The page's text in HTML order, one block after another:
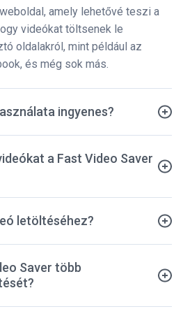
amely lehetővé teszi a
videókat töltsenek le
oldalakról, mint például az
és még sok más.
ingyenes?
a Fast Video Saver
letöltéséhez?
Saver több